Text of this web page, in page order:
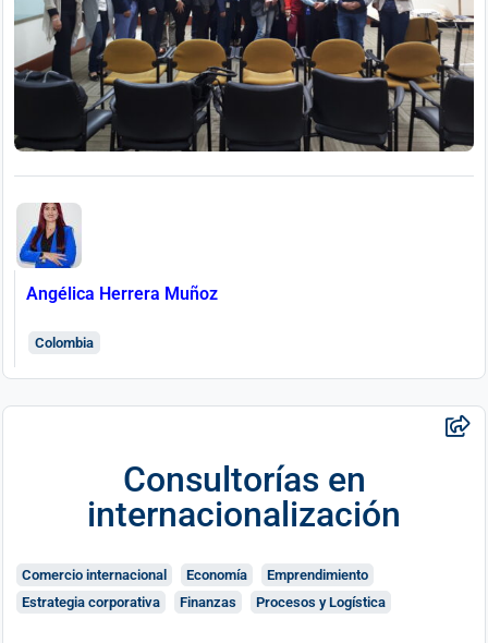
Angélica Herrera Muñoz
Colombia
Consultorías en
internacionalización
Comercio internacional Economía
Emprendimiento
Estrategia corporativa
Finanzas Procesos y Logística